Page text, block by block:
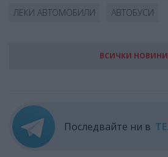
ЛЕКИ АВТОМОБИЛИ АВТОБУСИ
ВСИЧКИ НОВИНИ
Последвайте ни в